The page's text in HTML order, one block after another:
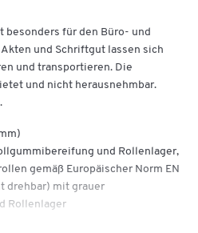
besonders für den Büro- und
und Schriftgut lassen sich
und transportieren. Die
und nicht herausnehmbar.
und Rollenlager,
gemäß Europäischer Norm EN
drehbar) mit grauer
Rollenlager